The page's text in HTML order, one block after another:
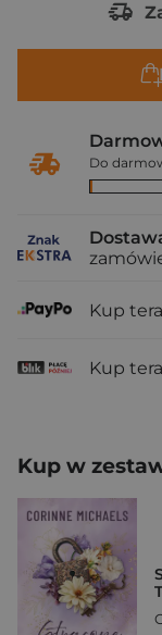
Do
Kup
Kup
Kup w